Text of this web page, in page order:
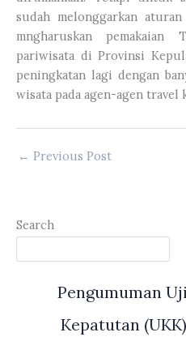
sudah melonggarkan
mngharuskan
pariwisata di Provinsi
peningkatan lagi dengan
wisata pada agen-agen travel
← Previous Post
Search
Pengumuman
Kepatutan